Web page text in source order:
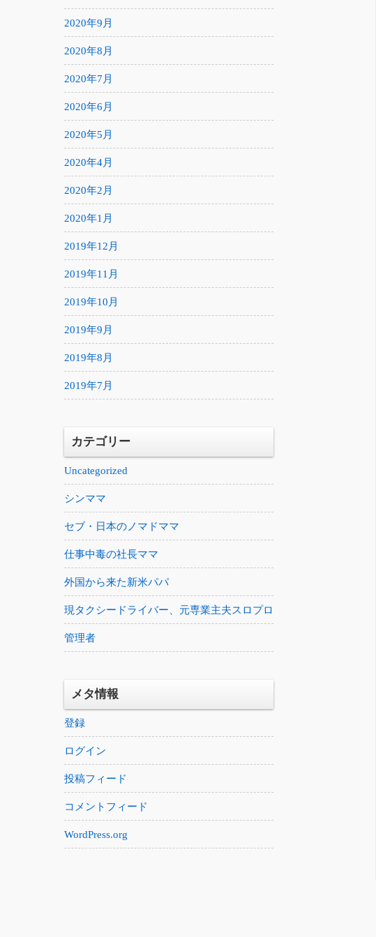
2020年9月
2020年8月
2020年7月
2020年6月
2020年5月
2020年4月
2020年2月
2020年1月
2019年12月
2019年11月
2019年10月
2019年9月
2019年8月
2019年7月
カテゴリー
Uncategorized
シンママ
セブ・日本のノマドママ
仕事中毒の社長ママ
外国から来た新米パパ
現タクシードライバー、元専業主夫スロプロ
管理者
メタ情報
登録
ログイン
投稿フィード
コメントフィード
WordPress.org